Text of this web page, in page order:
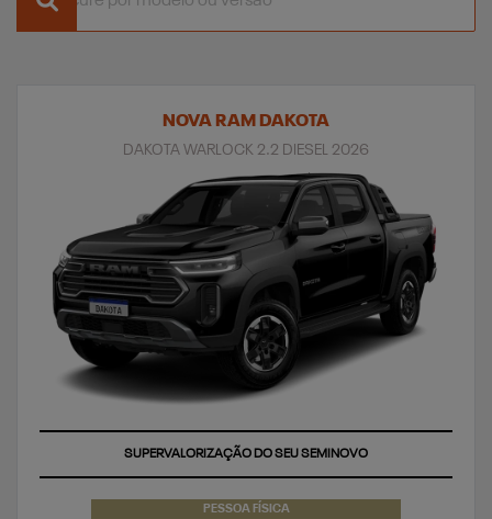
NOVA RAM DAKOTA
DAKOTA WARLOCK 2.2 DIESEL 2026
TAXA ZERO
PESSOA FÍSICA